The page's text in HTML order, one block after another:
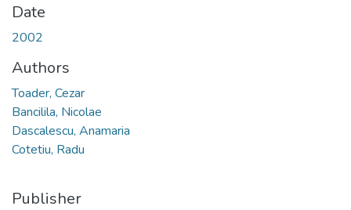
Date
2002
Authors
Toader, Cezar
Bancilila, Nicolae
Dascalescu, Anamaria
Cotetiu, Radu
Publisher